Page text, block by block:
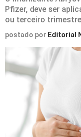
Pfizer, deve ser
ou terceiro
postado por Editorial